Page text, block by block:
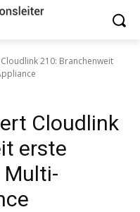
210: Branchenweit
Cloudlink
erste
Multi-